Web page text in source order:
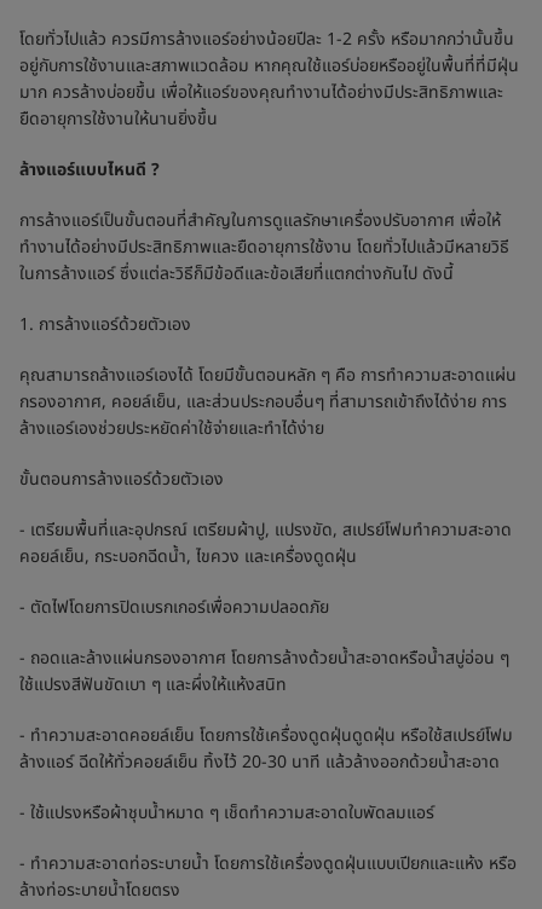
โดยทั่วไปแล้ว ควรมีการล้างแอร์อย่างน้อยปีละ 1-2 ครั้ง หรือมากกว่านั้นขึ้น
อยู่กับการใช้งานและสภาพแวดล้อม หากคุณใช้แอร์บ่อยหรืออยู่ในพื้นที่ที่มีฝุ่น
มาก ควรล้างบ่อยขึ้น เพื่อให้แอร์ของคุณทำงานได้อย่างมีประสิทธิภาพและ
ยืดอายุการใช้งานให้นานยิ่งขึ้น
ล้างแอร์แบบไหนดี ?
การล้างแอร์เป็นขั้นตอนที่สำคัญในการดูแลรักษาเครื่องปรับอากาศ เพื่อให้
ทำงานได้อย่างมีประสิทธิภาพและยืดอายุการใช้งาน โดยทั่วไปแล้วมีหลายวิธี
ในการล้างแอร์ ซึ่งแต่ละวิธีก็มีข้อดีและข้อเสียที่แตกต่างกันไป ดังนี้
1. การล้างแอร์ด้วยตัวเอง
คุณสามารถล้างแอร์เองได้ โดยมีขั้นตอนหลัก ๆ คือ การทำความสะอาดแผ่น
กรองอากาศ, คอยล์เย็น, และส่วนประกอบอื่นๆ ที่สามารถเข้าถึงได้ง่าย การ
ล้างแอร์เองช่วยประหยัดค่าใช้จ่ายและทำได้ง่าย
ขั้นตอนการล้างแอร์ด้วยตัวเอง
- เตรียมพื้นที่และอุปกรณ์ เตรียมผ้าปู, แปรงขัด, สเปรย์โฟมทำความสะอาด
คอยล์เย็น, กระบอกฉีดน้ำ, ไขควง และเครื่องดูดฝุ่น
- ตัดไฟโดยการปิดเบรกเกอร์เพื่อความปลอดภัย
- ถอดและล้างแผ่นกรองอากาศ โดยการล้างด้วยน้ำสะอาดหรือน้ำสบู่อ่อน ๆ
ใช้แปรงสีฟันขัดเบา ๆ และผึ่งให้แห้งสนิท
- ทำความสะอาดคอยล์เย็น โดยการใช้เครื่องดูดฝุ่นดูดฝุ่น หรือใช้สเปรย์โฟม
ล้างแอร์ ฉีดให้ทั่วคอยล์เย็น ทิ้งไว้ 20-30 นาที แล้วล้างออกด้วยน้ำสะอาด
- ใช้แปรงหรือผ้าชุบน้ำหมาด ๆ เช็ดทำความสะอาดใบพัดลมแอร์
- ทำความสะอาดท่อระบายน้ำ โดยการใช้เครื่องดูดฝุ่นแบบเปียกและแห้ง หรือ
ล้างท่อระบายน้ำโดยตรง